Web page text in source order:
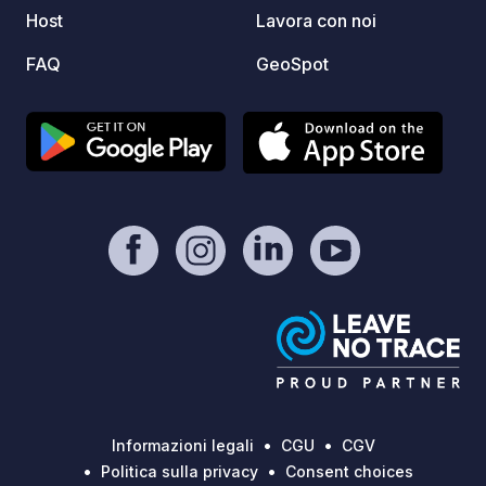
Host
FAQ
Lavora con noi
GeoSpot
Informazioni legali CGU
CGV
Politica sulla privacy
Consent choices